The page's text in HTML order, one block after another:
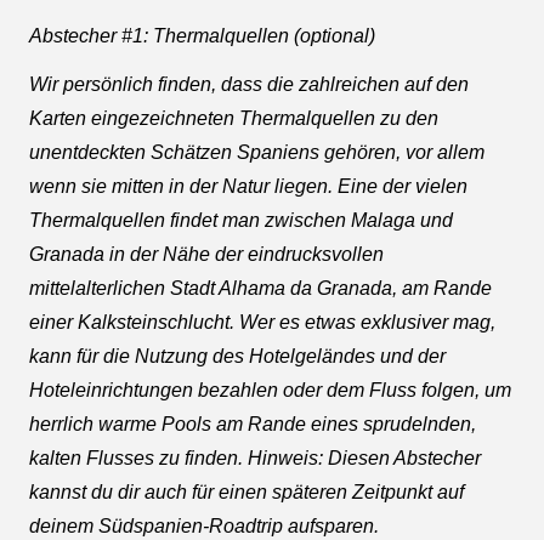
Abstecher #1: Thermalquellen (optional)
Wir persönlich finden, dass die zahlreichen auf den
Karten eingezeichneten Thermalquellen zu den
unentdeckten Schätzen Spaniens gehören, vor allem
wenn sie mitten in der Natur liegen. Eine der vielen
Thermalquellen findet man zwischen Malaga und
Granada in der Nähe der eindrucksvollen
mittelalterlichen Stadt Alhama da Granada, am Rande
einer Kalksteinschlucht. Wer es etwas exklusiver mag,
kann für die Nutzung des Hotelgeländes und der
Hoteleinrichtungen bezahlen oder dem Fluss folgen, um
herrlich warme Pools am Rande eines sprudelnden,
kalten Flusses zu finden. Hinweis: Diesen Abstecher
kannst du dir auch für einen späteren Zeitpunkt auf
deinem Südspanien-Roadtrip aufsparen.